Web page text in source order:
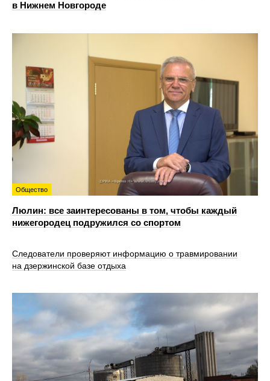
в Нижнем Новгороде
Общество
Люлин: все заинтересованы в том, чтобы каждый
нижегородец подружился со спортом
Следователи проверяют информацию о травмировании
на дзержинской базе отдыха